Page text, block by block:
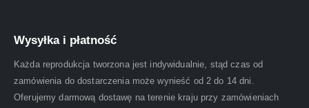
Wysyłka i płatność
Każda reprodukcja tworzona jest indywidualnie, stąd czas od
zamówienia do dostarczenia może wynieść od 2 do 14 dni.
Oferujemy darmową dostawę na terenie kraju przy zamówieniach